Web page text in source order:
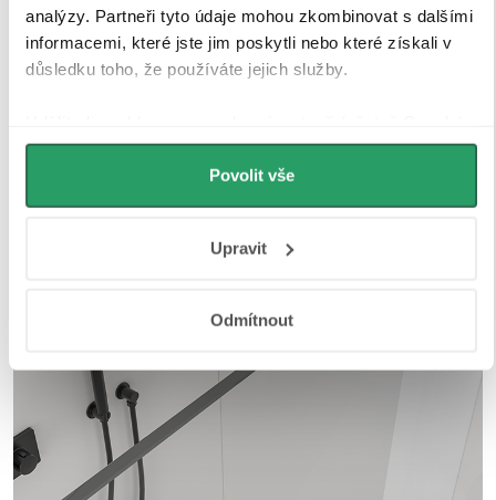
analýzy. Partneři tyto údaje mohou zkombinovat s dalšími
informacemi, které jste jim poskytli nebo které získali v
důsledku toho, že používáte jejich služby.
můžeme používat cookies pro analytiku a
personalizovanou reklamu. Jak Google zpracovává
osobní údaje najdete na stránkách
Povolit vše
Upravit
Odmítnout